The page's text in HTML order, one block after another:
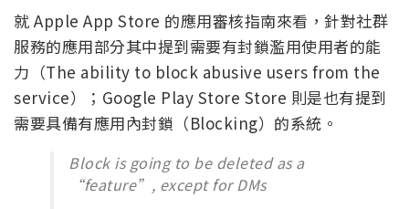
就 Apple App Store 的應用審核指南來看，針對社群
服務的應用部分其中提到需要有封鎖濫用使用者的能
力（The ability to block abusive users from the
service）；Google Play Store Store 則是也有提到
需要具備有應用內封鎖（Blocking）的系統。
Block is going to be deleted as a
“feature”, except for DMs